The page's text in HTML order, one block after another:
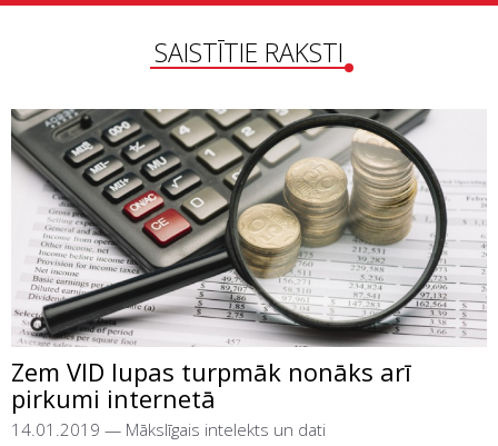
SAISTĪTIE RAKSTI
Zem VID lupas turpmāk nonāks arī
pirkumi internetā
14.01.2019 — Mākslīgais intelekts un dati